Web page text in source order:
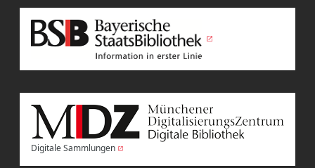
Digitale Sammlungen